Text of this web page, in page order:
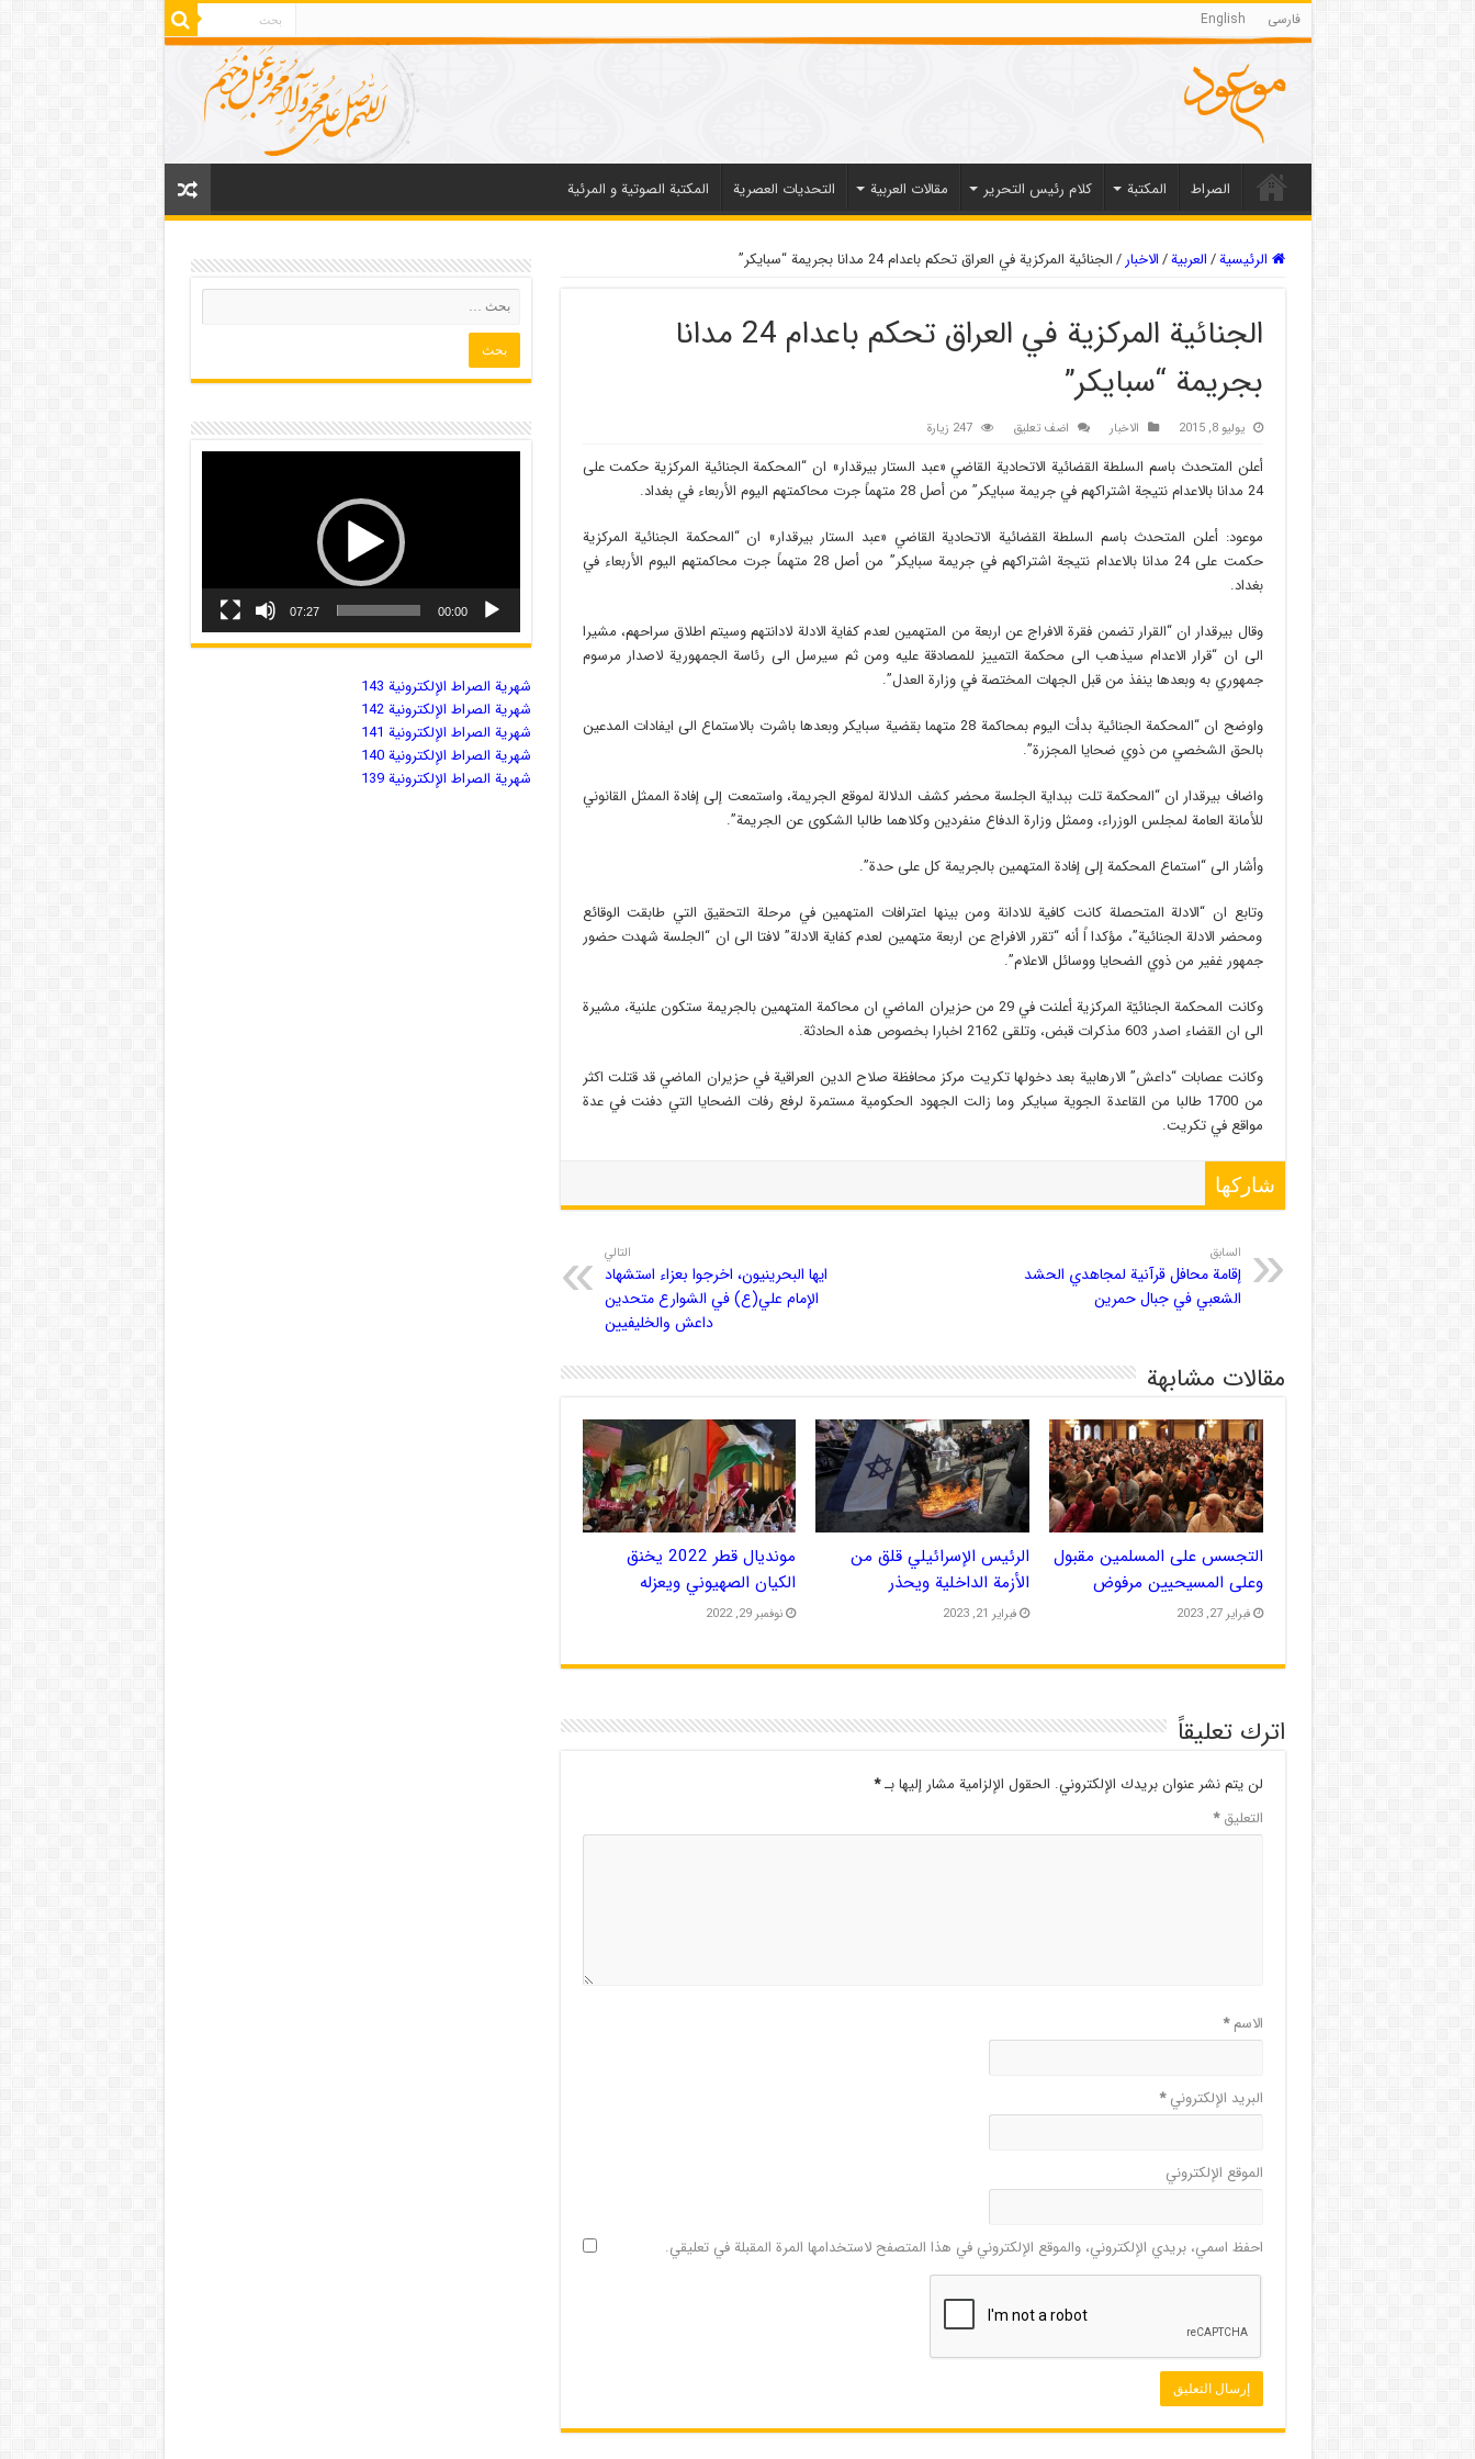
فارسی English
الصراط المکتبة كلام رئيس التحرير مقالات العربیة التحديات العصرية المكتبة الصوتية و المرئية
الرئيسية/العربیة/الاخبار /الجنائية المركزية في العراق تحكم باعدام 24 مدانا بجريمة “سبايكر”
الجنائية المركزية في العراق تحكم باعدام 24 مدانا
بجريمة “سبايكر”
يوليو 8, 2015 الاخبار اضف تعليق 247 زيارة
أعلن المتحدث باسم السلطة القضائية الاتحادية القاضي «عبد الستار بيرقدار» ان “المحكمة الجنائية المركزية حكمت على
24 مدانا بالاعدام نتيجة اشتراكهم في جريمة سبايكر” من أصل 28 متهماً جرت محاكمتهم اليوم الأربعاء في بغداد.
موعود: أعلن المتحدث باسم السلطة القضائية الاتحادية القاضي «عبد الستار بيرقدار» ان “المحكمة الجنائية المركزية
حكمت على 24 مدانا بالاعدام نتيجة اشتراكهم في جريمة سبايكر” من أصل 28 متهماً جرت محاكمتهم اليوم الأربعاء في
بغداد.
وقال بيرقدار ان “القرار تضمن فقرة الافراج عن اربعة من المتهمين لعدم كفاية الادلة لادانتهم وسيتم اطلاق سراحهم، مشيرا
الى ان “قرار الاعدام سيذهب الى محكمة التمييز للمصادقة عليه ومن ثم سيرسل الى رئاسة الجمهورية لاصدار مرسوم
جمهوري به وبعدها ينفذ من قبل الجهات المختصة في وزارة العدل”.
واوضح ان “المحكمة الجنائية بدأت اليوم بمحاكمة 28 متهما بقضية سبايكر وبعدها باشرت بالاستماع الى ايفادات المدعين
بالحق الشخصي من ذوي ضحايا المجزرة”.
واضاف بيرقدار ان “المحكمة تلت ببداية الجلسة محضر كشف الدلالة لموقع الجريمة، واستمعت إلى إفادة الممثل القانوني
للأمانة العامة لمجلس الوزراء، وممثل وزارة الدفاع منفردين وكلاهما طالبا الشكوى عن الجريمة”.
وأشار الى “استماع المحكمة إلى إفادة المتهمين بالجريمة كل على حدة”.
وتابع ان “الادلة المتحصلة كانت كافية للادانة ومن بينها اعترافات المتهمين في مرحلة التحقيق التي طابقت الوقائع
ومحضر الادلة الجنائية”، مؤكدا اً أنه “تقرر الافراج عن اربعة متهمين لعدم كفاية الادلة” لافتا الى ان “الجلسة شهدت حضور
جمهور غفير من ذوي الضحايا ووسائل الاعلام”.
وكانت المحكمة الجنائيّة المركزية أعلنت في 29 من حزيران الماضي ان محاكمة المتهمين بالجريمة ستكون علنية، مشيرة
الى ان القضاء اصدر 603 مذكرات قبض، وتلقى 2162 اخبارا بخصوص هذه الحادثة.
وكانت عصابات “داعش” الارهابية بعد دخولها تكريت مركز محافظة صلاح الدين العراقية في حزيران الماضي قد قتلت اكثر
من 1700 طالبا من القاعدة الجوية سبايكر وما زالت الجهود الحكومية مستمرة لرفع رفات الضحايا التي دفنت في عدة
مواقع في تكريت.
شاركها
السابق
إقامة محافل قرآنية لمجاهدي الحشد
الشعبي في جبال حمرين
التالي
ايها البحرينيون، اخرجوا بعزاء استشهاد
الإمام علي(ع) في الشوارع متحدين
داعش والخليفيين
مقالات مشابهة
التجسس على المسلمين مقبول
وعلى المسيحيين مرفوض
فبراير 27, 2023
الرئيس الإسرائيلي قلق من
الأزمة الداخلية ويحذر
فبراير 21, 2023
مونديال قطر 2022 يخنق
الكيان الصهيوني ويعزله
نوفمبر 29, 2022
اترك تعليقاً
لن يتم نشر عنوان بريدك الإلكتروني. الحقول الإلزامية مشار إليها بـ*
التعليق*
الاسم*
البريد الإلكتروني*
الموقع الإلكتروني
احفظ اسمي، بريدي الإلكتروني، والموقع الإلكتروني في هذا المتصفح لاستخدامها المرة المقبلة في تعليقي.
00:00
07:27
شهریة الصراط الإلكترونية 143
شهریة الصراط الإلكترونية 142
شهریة الصراط الإلكترونية 141
شهریة الصراط الإلكترونية 140
شهریة الصراط الإلكترونية 139